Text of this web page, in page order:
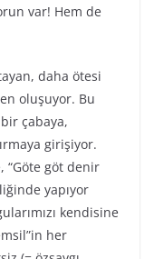
var! Hem de
daha ötesi
oluşuyor. Bu
çabaya,
girişiyor.
“Göte göt denir
yapıyor
kendisine
her